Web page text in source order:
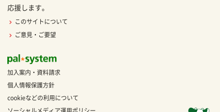
応援します。
このサイトについて
ご意見・ご要望
加入案内・資料請求
個人情報保護方針
cookieなどの利用について
ソーシャルメディア運用ポリシー